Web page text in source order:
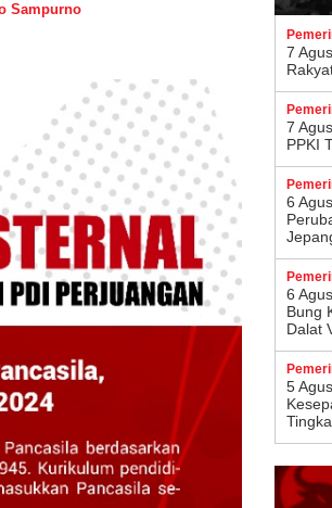
Sampurno
7
7
PPKI
6
6
Bung
Dalat
5